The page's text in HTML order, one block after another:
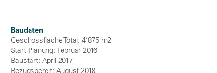
Baudaten
Geschossfläche Total: 4’875 m2
Start Planung: Februar 2016
Baustart: April 2017
Bezugsbereit: August 2018